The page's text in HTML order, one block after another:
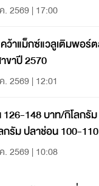
. 2569 | 17:00
ว้าแม็กซ์แวลูเติมพอร์ต
ขาปี 2570
. 2569 | 12:01
126-148 บาท/กิโลกรั
กรัม ปลาช่อน 100-
. 2569 | 10:08